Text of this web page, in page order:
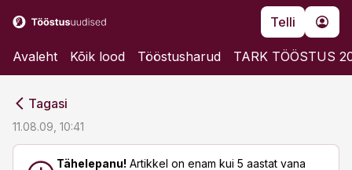
Telli
Avaleht Kõik lood Tööstusharud TARK TÖÖSTUS
Tagasi
11.08.09, 10:41
Tähelepanu! Artikkel on enam kui 5 aastat vana